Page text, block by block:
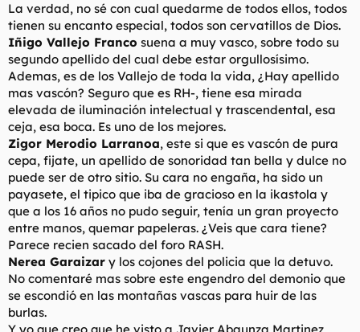
La verdad, no sé con cual quedarme de todos ellos, todos
tienen su encanto especial, todos son cervatillos de Dios.
Iñigo Vallejo Franco suena a muy vasco, sobre todo su
segundo apellido del cual debe estar orgullosísimo.
Ademas, es de los Vallejo de toda la vida, ¿Hay apellido
mas vascón? Seguro que es RH-, tiene esa mirada
elevada de iluminación intelectual y trascendental, esa
ceja, esa boca. Es uno de los mejores.
Zigor Merodio Larranoa, este si que es vascón de pura
cepa, fijate, un apellido de sonoridad tan bella y dulce no
puede ser de otro sitio. Su cara no engaña, ha sido un
payasete, el tipico que iba de gracioso en la ikastola y
que a los 16 años no pudo seguir, tenía un gran proyecto
entre manos, quemar papeleras. ¿Veis que cara tiene?
Parece recien sacado del foro RASH.
Nerea Garaizar y los cojones del policia que la detuvo.
No comentaré mas sobre este engendro del demonio que
se escondió en las montañas vascas para huir de las
burlas.